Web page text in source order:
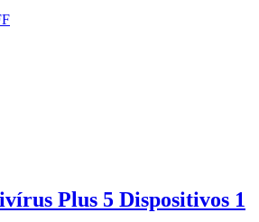
Plus 5 Dispositivos 1